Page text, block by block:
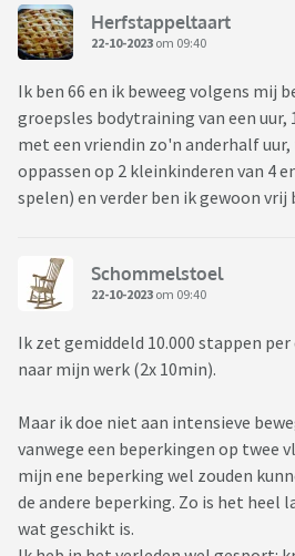
Herfstappeltaart
22-10-2023 om 09:40
Ik ben 66 en ik beweeg volgens mij
groepsles bodytraining van een uur,
met een vriendin zo'n anderhalf uur,
oppassen op 2 kleinkinderen van 4
spelen) en verder ben ik gewoon
Schommelstoel
22-10-2023 om 09:40
Ik zet gemiddeld 10.000 stappen
naar mijn werk (2x 10min).
Maar ik doe niet aan intensieve
vanwege een beperkingen op twee
mijn ene beperking wel zouden
de andere beperking. Zo is het heel
wat geschikt is.